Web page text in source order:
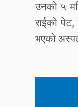
उनको ५
राईको पेट,
भएको